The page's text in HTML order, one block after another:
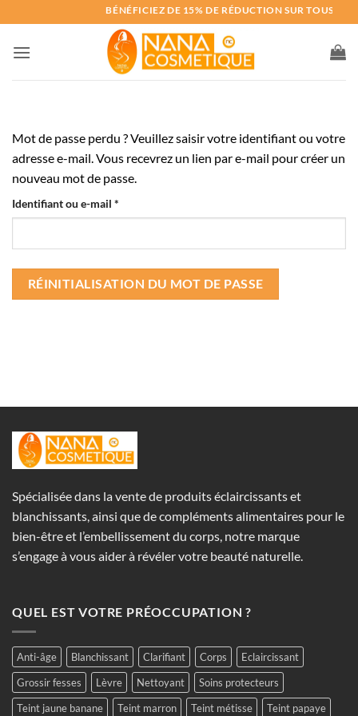
au
contenu
BÉNÉFICIEZ DE 15% DE RÉDUCTION SUR TOUS NOS
Mot de passe perdu ? Veuillez saisir votre identifiant ou votre
adresse e-mail. Vous recevrez un lien par e-mail pour créer un
nouveau mot de passe.
Identifiant ou e-mail *
RÉINITIALISATION DU MOT DE PASSE
Spécialisée dans la vente de produits éclaircissants et
blanchissants, ainsi que de compléments alimentaires pour le
bien-être et l’embellissement du corps, notre marque
s’engage à vous aider à révéler votre beauté naturelle.
QUEL EST VOTRE PRÉOCCUPATION ?
Anti-âge Blanchissant Clarifiant Corps
Eclaircissant
Grossir fesses
Lèvre Nettoyant
Soins protecteurs
Teint jaune banane
Teint marron Teint métisse Teint papaye